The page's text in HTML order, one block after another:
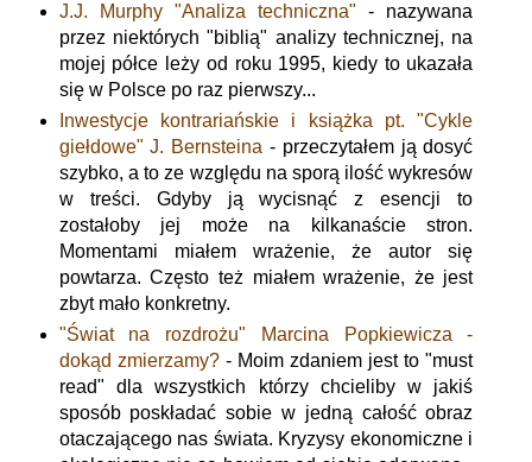
J.J. Murphy "Analiza techniczna" - nazywana
przez niektórych "biblią" analizy technicznej, na
mojej półce leży od roku 1995, kiedy to ukazała
się w Polsce po raz pierwszy...
Inwestycje kontrariańskie i książka pt. "Cykle
giełdowe" J. Bernsteina - przeczytałem ją dosyć
szybko, a to ze względu na sporą ilość wykresów
w treści. Gdyby ją wycisnąć z esencji to
zostałoby jej może na kilkanaście stron.
Momentami miałem wrażenie, że autor się
powtarza. Często też miałem wrażenie, że jest
zbyt mało konkretny.
"Świat na rozdrożu" Marcina Popkiewicza -
dokąd zmierzamy?- Moim zdaniem jest to "must
read" dla wszystkich którzy chcieliby w jakiś
sposób poskładać sobie w jedną całość obraz
otaczającego nas świata. Kryzysy ekonomiczne i